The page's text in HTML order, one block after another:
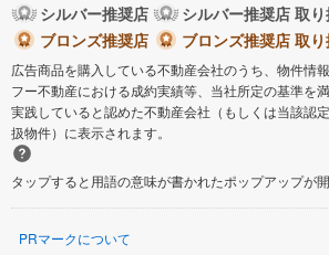
シルバー推奨店
シルバー推奨店 取
ブロンズ推奨店
ブロンズ推奨店 取
広告商品を購入している不動産会社のうち、物件情
フー不動産における成約実績等、当社所定の基準を
実践していると認めた不動産会社（もしくは当該認
扱物件）に表示されます。
タップすると用語の意味が書かれたポップアップが開
PRマークについて